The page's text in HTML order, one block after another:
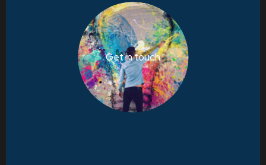
Get in touch